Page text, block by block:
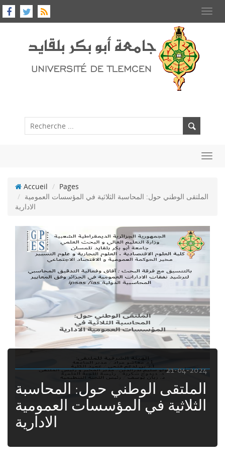
Accueil
Pages
الملتقى الوطني حول: المحاسبة الثلاثية في المؤسسات العمومية
الادارية
21-04-2024
الملتقى الوطني حول: المحاسبة
الثلاثية في المؤسسات العمومية
الادارية